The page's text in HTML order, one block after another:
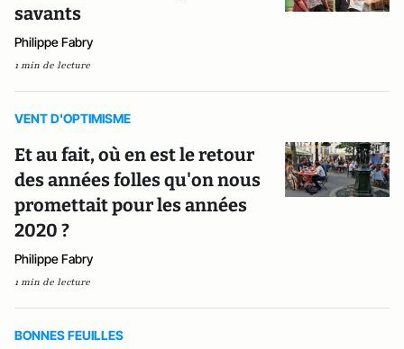
savants
Philippe Fabry
1 min de lecture
VENT D'OPTIMISME
Et au fait, où en est le retour
des années folles qu'on nous
promettait pour les années
2020 ?
Philippe Fabry
1 min de lecture
BONNES FEUILLES